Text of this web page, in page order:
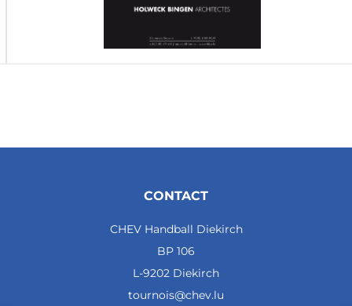
CONTACT
CHEV Handball Diekirch
BP 106
L-9202 Diekirch
tournois@chev.lu